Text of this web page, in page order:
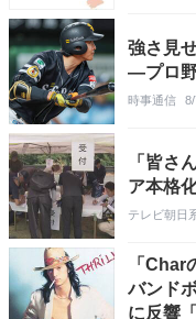
強さ見
―プロ
時事通信
「皆さ
ア本格
テレビ朝日
「Char
バンド
に反響